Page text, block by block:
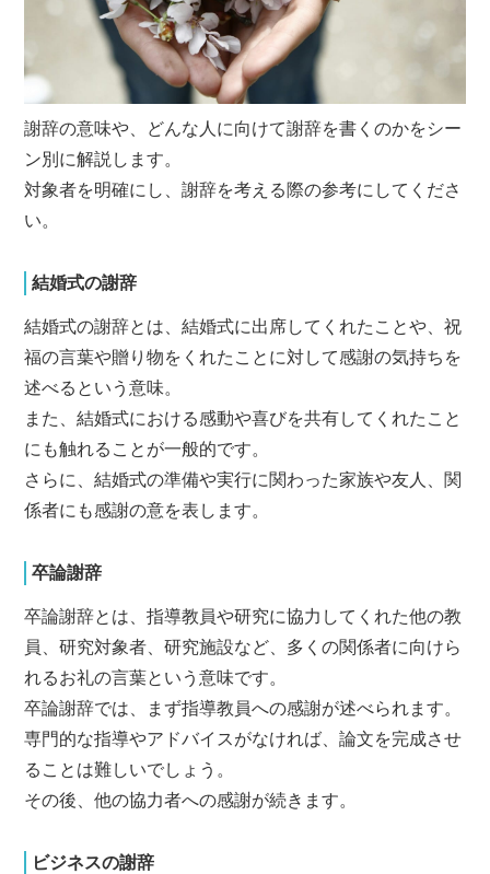
謝辞の意味や、どんな人に向けて謝辞を書くのかをシー
ン別に解説します。
対象者を明確にし、謝辞を考える際の参考にしてくださ
い。
結婚式の謝辞
結婚式の謝辞とは、結婚式に出席してくれたことや、祝
福の言葉や贈り物をくれたことに対して感謝の気持ちを
述べるという意味。
また、結婚式における感動や喜びを共有してくれたこと
にも触れることが一般的です。
さらに、結婚式の準備や実行に関わった家族や友人、関
係者にも感謝の意を表します。
卒論謝辞
卒論謝辞とは、指導教員や研究に協力してくれた他の教
員、研究対象者、研究施設など、多くの関係者に向けら
れるお礼の言葉という意味です。
卒論謝辞では、まず指導教員への感謝が述べられます。
専門的な指導やアドバイスがなければ、論文を完成させ
ることは難しいでしょう。
その後、他の協力者への感謝が続きます。
ビジネスの謝辞